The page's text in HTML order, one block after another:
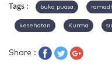
Tags : buka puasa
kesehatan Kurma
Share :